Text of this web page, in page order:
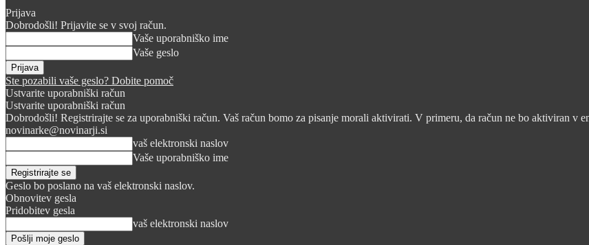
Prijava
Dobrodošli! Prijavite se v svoj račun.
Vaše uporabniško ime
Vaše geslo
Ste pozabili vaše geslo? Dobite pomoč
Ustvarite uporabniški račun
Ustvarite uporabniški račun
Dobrodošli! Registrirajte se za uporabniški račun. Vaš račun bomo za pisanje morali aktivirati. V primeru, da račun ne bo aktiviran v
novinarke@novinarji.si
vaš elektronski naslov
Vaše uporabniško ime
Geslo bo poslano na vaš elektronski naslov.
Obnovitev gesla
Pridobitev gesla
vaš elektronski naslov